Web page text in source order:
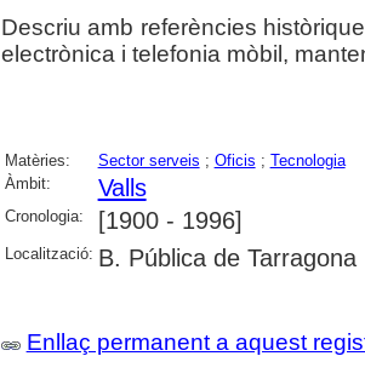
Descriu amb referències
electrònica i telefonia mòbil,
Matèries: Sector serveis ; Oficis ; Tecnologia
Àmbit:
Valls
Cronologia: [1900 - 1996]
Localització: B. Pública de Tarragona
Enllaç permanent a aquest